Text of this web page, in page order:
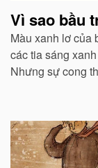
Vì sao bầu
Màu xanh lơ của
các tia sáng
Nhưng sự cong